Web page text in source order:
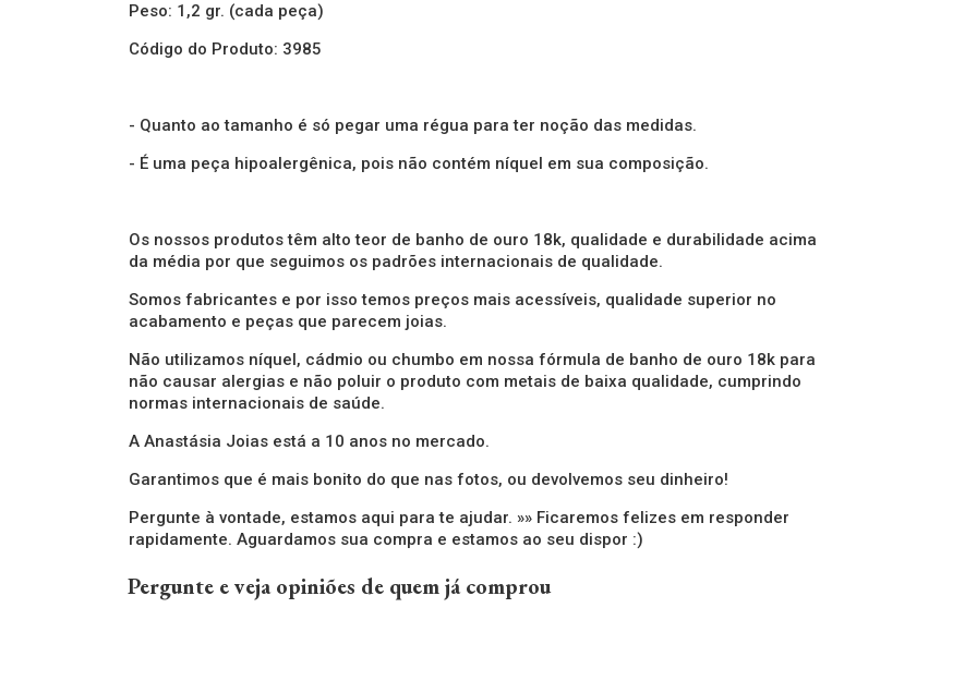
Peso: 1,2 gr. (cada peça)
Código do Produto: 3985
- Quanto ao tamanho é só pegar uma régua para ter noção das medidas.
- É uma peça hipoalergênica, pois não contém níquel em sua composição.
Os nossos produtos têm alto teor de banho de ouro 18k, qualidade e durabilidade acima
da média por que seguimos os padrões internacionais de qualidade.
Somos fabricantes e por isso temos preços mais acessíveis, qualidade superior no
acabamento e peças que parecem joias.
Não utilizamos níquel, cádmio ou chumbo em nossa fórmula de banho de ouro 18k para
não causar alergias e não poluir o produto com metais de baixa qualidade, cumprindo
normas internacionais de saúde.
A Anastásia Joias está a 10 anos no mercado.
Garantimos que é mais bonito do que nas fotos, ou devolvemos seu dinheiro!
Pergunte à vontade, estamos aqui para te ajudar. »» Ficaremos felizes em responder
rapidamente. Aguardamos sua compra e estamos ao seu dispor :)
Pergunte e veja opiniões de quem já comprou